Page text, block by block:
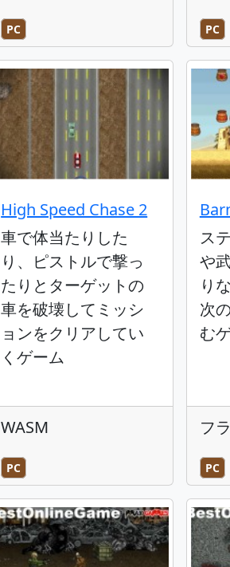
PC PC
High Speed Chase 2
車で体当たりした
り、ピストルで撃っ
たりとターゲットの
車を破壊してミッシ
ョンをクリアしてい
くゲーム
WASM
PC
ス
や
り
次
む
フ
PC